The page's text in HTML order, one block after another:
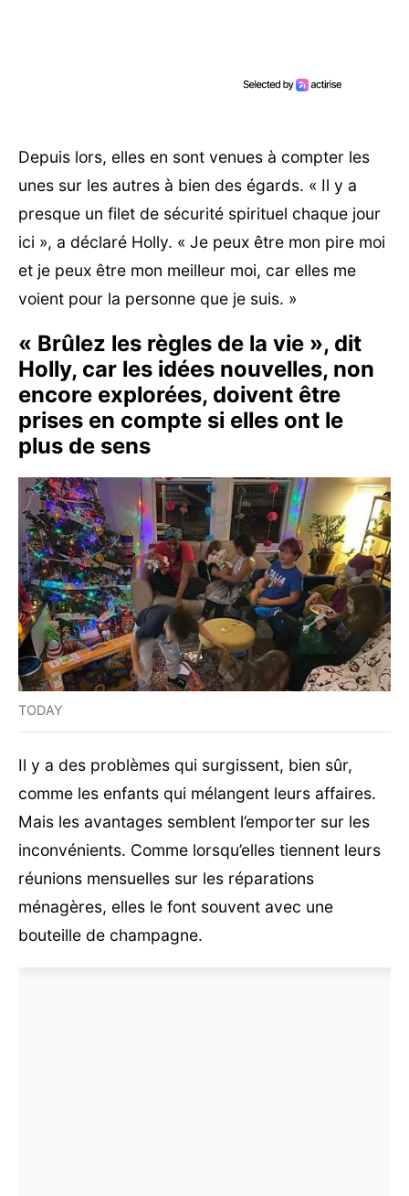
Depuis lors, elles en sont venues à compter les
unes sur les autres à bien des égards. « Il y a
presque un filet de sécurité spirituel chaque jour
ici », a déclaré Holly. « Je peux être mon pire moi
et je peux être mon meilleur moi, car elles me
voient pour la personne que je suis. »
« Brûlez les règles de la vie », dit
Holly, car les idées nouvelles, non
encore explorées, doivent être
prises en compte si elles ont le
plus de sens
TODAY
Il y a des problèmes qui surgissent, bien sûr,
comme les enfants qui mélangent leurs affaires.
Mais les avantages semblent l’emporter sur les
inconvénients. Comme lorsqu’elles tiennent leurs
réunions mensuelles sur les réparations
ménagères, elles le font souvent avec une
bouteille de champagne.